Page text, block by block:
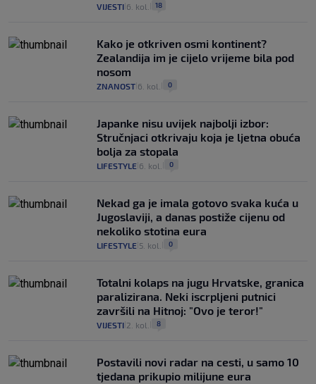
VIJESTI 6. kol. 18
Kako je otkriven osmi kontinent?
Zealandija im je cijelo vrijeme bila pod
nosom
ZNANOST 6. kol. 0
Japanke nisu uvijek najbolji izbor:
Stručnjaci otkrivaju koja je ljetna obuća
bolja za stopala
LIFESTYLE 6. kol. 0
Nekad ga je imala gotovo svaka kuća u
Jugoslaviji, a danas postiže cijenu od
nekoliko stotina eura
LIFESTYLE 5. kol. 0
Totalni kolaps na jugu Hrvatske, granica
paralizirana. Neki iscrpljeni putnici
završili na Hitnoj: "Ovo je teror!"
VIJESTI 2. kol. 8
Postavili novi radar na cesti, u samo 10
tjedana prikupio milijune eura